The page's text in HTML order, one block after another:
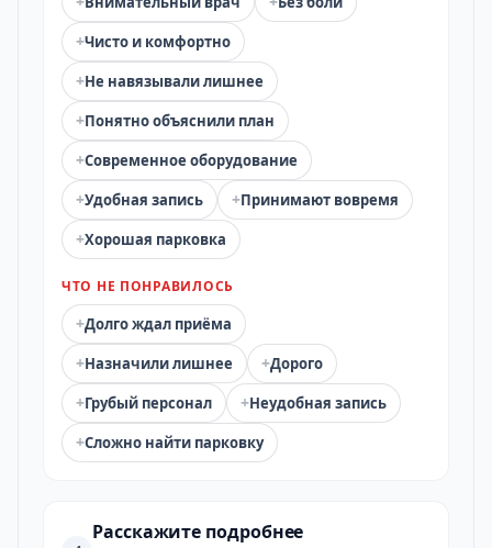
+Чисто и комфортно
+Не навязывали лишнее
+Понятно объяснили план
+Современное оборудование
+Удобная запись +Принимают вовремя
+Хорошая парковка
ЧТО НЕ ПОНРАВИЛОСЬ
+Долго ждал приёма
+Назначили лишнее +Дорого
+Грубый персонал +Неудобная запись
+Сложно найти парковку
Расскажите подробнее